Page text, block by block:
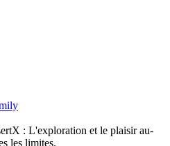
: L'exploration et le plaisir au-
les limites.